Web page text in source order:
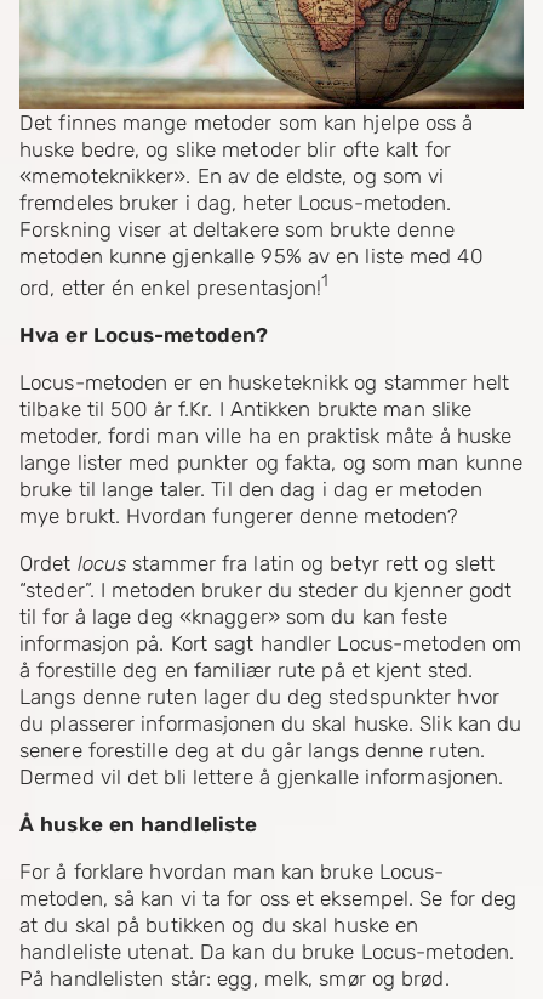
Det finnes mange metoder som kan hjelpe oss å
huske bedre, og slike metoder blir ofte kalt for
«memoteknikker». En av de eldste, og som vi
fremdeles bruker i dag, heter Locus-metoden.
Forskning viser at deltakere som brukte denne
metoden kunne gjenkalle 95% av en liste med 40
ord, etter én enkel presentasjon!1
Hva er Locus-metoden?
Locus-metoden er en husketeknikk og stammer helt
tilbake til 500 år f.Kr. I Antikken brukte man slike
metoder, fordi man ville ha en praktisk måte å huske
lange lister med punkter og fakta, og som man kunne
bruke til lange taler. Til den dag i dag er metoden
mye brukt. Hvordan fungerer denne metoden?
Ordet locus stammer fra latin og betyr rett og slett
“steder”. I metoden bruker du steder du kjenner godt
til for å lage deg «knagger» som du kan feste
informasjon på. Kort sagt handler Locus-metoden om
å forestille deg en familiær rute på et kjent sted.
Langs denne ruten lager du deg stedspunkter hvor
du plasserer informasjonen du skal huske. Slik kan du
senere forestille deg at du går langs denne ruten.
Dermed vil det bli lettere å gjenkalle informasjonen.
Å huske en handleliste
For å forklare hvordan man kan bruke Locus-
metoden, så kan vi ta for oss et eksempel. Se for deg
at du skal på butikken og du skal huske en
handleliste utenat. Da kan du bruke Locus-metoden.
På handlelisten står: egg, melk, smør og brød.